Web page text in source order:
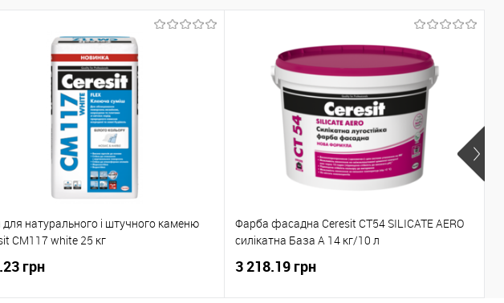
Під замовлення
для натурального і штучного каменю
CM117 white 25 кг
грн
Фарба фасадна Ceresit CT54 SILICATE AERO
силікатна База А 14 кг/10 л
3 218.19 грн